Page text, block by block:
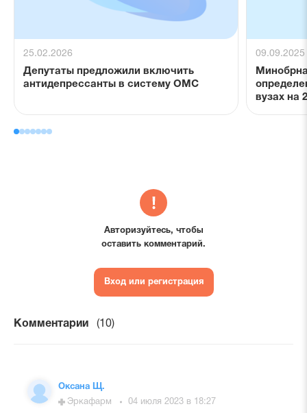
25.02.2026
Депутаты предложили включить
антидепрессанты в систему ОМС
09.09.2025
вузах на
Авторизуйтесь, чтобы
оставить комментарий.
Вход или регистрация
Комментарии (10)
Оксана Щ.
Эркафарм
04 июля 2023 в 18:27